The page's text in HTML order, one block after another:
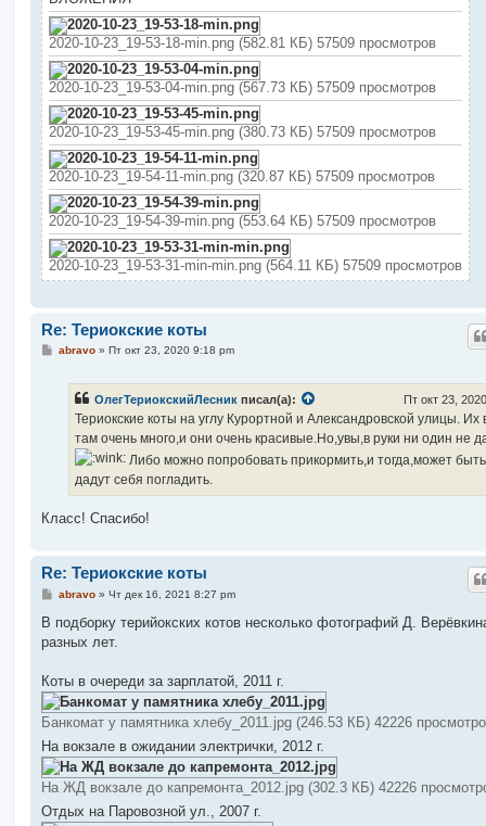
2020-10-23_19-53-18-min.png (582.81 КБ) 57509 просмотров
2020-10-23_19-53-04-min.png (567.73 КБ) 57509 просмотров
2020-10-23_19-53-45-min.png (380.73 КБ) 57509 просмотров
2020-10-23_19-54-11-min.png (320.87 КБ) 57509 просмотров
2020-10-23_19-54-39-min.png (553.64 КБ) 57509 просмотров
2020-10-23_19-53-31-min-min.png (564.11 КБ) 57509 просмотров
Re: Териокские коты
Сabravo» Пт окт 23, 2020 9:18 pm
ОлегТериокскийЛесник писал(а): Пт окт 23,
Териокские коты на углу Курортной и Александровской улицы. Их
там очень много,и они очень красивые.Но,увы,в руки ни один не
Либо можно попробовать прикормить,и тогда,может
дадут себя погладить.
Класс! Спасибо!
Re: Териокские коты
С
о
щ
и
е
abravo» Чт дек 16, 2021 8:27 pm
В подборку терийокских котов несколько фотографий Д.
разных лет.
Коты в очереди за зарплатой, 2011 г.
Банкомат у памятника хлебу_2011.jpg (246.53 КБ) 42226
На вокзале в ожидании электрички, 2012 г.
На ЖД вокзале до капремонта_2012.jpg (302.3 КБ) 42226
Отдых на Паровозной ул., 2007 г.